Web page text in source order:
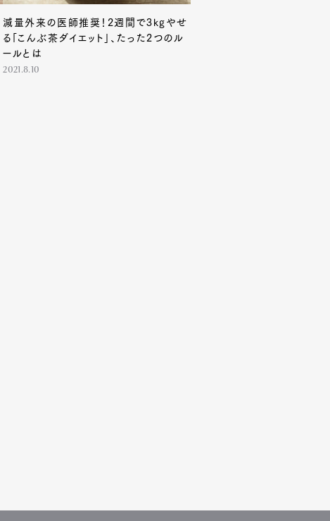
Contact
減量外来の医師推奨！2週間で3kgやせ
る「こんぶ茶ダイエット」、たった2つのル
ールとは
2021.8.10